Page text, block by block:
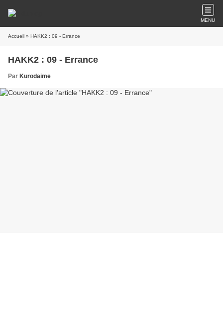
MENU
Accueil » HAKK2 : 09 - Errance
HAKK2 : 09 - Errance
Par Kurodaime